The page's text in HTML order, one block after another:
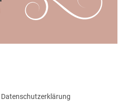
Datenschutzerklärung